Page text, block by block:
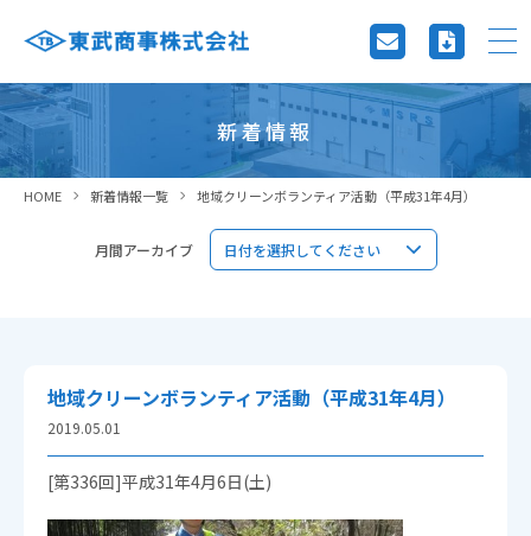
新着情報
HOME 新着情報一覧 地域クリーンボランティア活動（平成31年4月）
月間アーカイブ
地域クリーンボランティア活動（平成31年4月）
2019.05.01
[第336回]平成31年4月6日(土)